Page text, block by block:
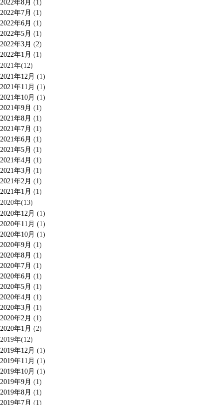
2022年8月 (1)
2022年7月 (1)
2022年6月 (1)
2022年5月 (1)
2022年3月 (2)
2022年1月 (1)
2021年(12)
2021年12月 (1)
2021年11月 (1)
2021年10月 (1)
2021年9月 (1)
2021年8月 (1)
2021年7月 (1)
2021年6月 (1)
2021年5月 (1)
2021年4月 (1)
2021年3月 (1)
2021年2月 (1)
2021年1月 (1)
2020年(13)
2020年12月 (1)
2020年11月 (1)
2020年10月 (1)
2020年9月 (1)
2020年8月 (1)
2020年7月 (1)
2020年6月 (1)
2020年5月 (1)
2020年4月 (1)
2020年3月 (1)
2020年2月 (1)
2020年1月 (2)
2019年(12)
2019年12月 (1)
2019年11月 (1)
2019年10月 (1)
2019年9月 (1)
2019年8月 (1)
2019年7月 (1)